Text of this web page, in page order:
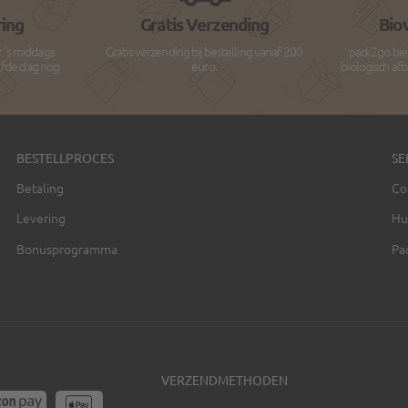
middags
dag nog
Gratis Verzending
Gratis verzending bij bestelling vanaf 200
euro.
pack2go
biologisch
BESTELLPROCES
Betaling
Levering
Bonusprogramma
VERZENDMETHODEN